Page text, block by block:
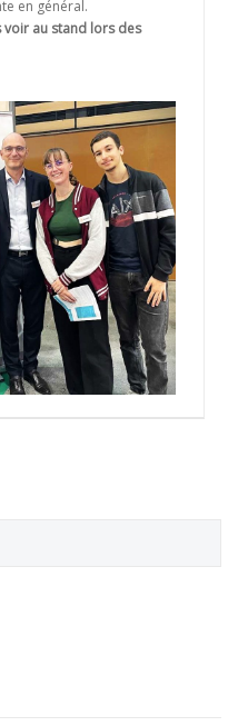
en général.
voir au stand lors des